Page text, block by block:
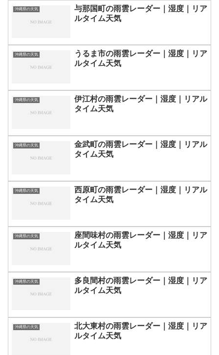
沖縄県の天気
与那国町の雨雲レーダー｜湿度｜リア
ルタイム天気
沖縄県の天気
うるま市の雨雲レーダー｜湿度｜リア
ルタイム天気
沖縄県の天気
伊江村の雨雲レーダー｜湿度｜リアル
タイム天気
沖縄県の天気
金武町の雨雲レーダー｜湿度｜リアル
タイム天気
沖縄県の天気
西原町の雨雲レーダー｜湿度｜リアル
タイム天気
沖縄県の天気
座間味村の雨雲レーダー｜湿度｜リア
ルタイム天気
沖縄県の天気
多良間村の雨雲レーダー｜湿度｜リア
ルタイム天気
沖縄県の天気
北大東村の雨雲レーダー｜湿度｜リア
ルタイム天気